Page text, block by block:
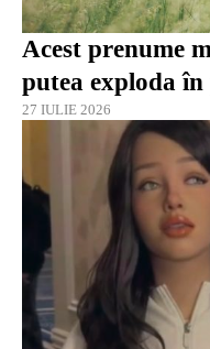
Acest prenume
putea exploda
27 IULIE 2026